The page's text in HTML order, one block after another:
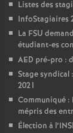
Listes des
InfoStagiaires
La FSU
étudiant-es
AED pré-pro :
Stage syndical
2021
Communiqué
mépris des
Élection à l’